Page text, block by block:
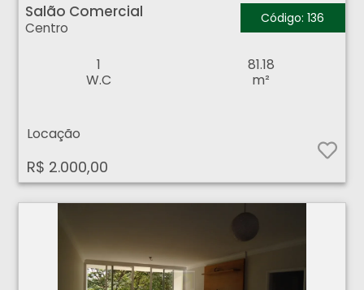
Salão Comercial
Centro
Código: 136
1
W.C
81.18
m²
Locação
R$ 2.000,00